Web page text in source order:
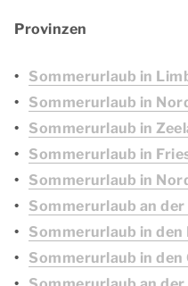
Provinzen
Sommerurlaub in
Sommerurlaub in
Sommerurlaub in
Sommerurlaub in
Sommerurlaub in
Sommerurlaub an
Sommerurlaub in
Sommerurlaub in